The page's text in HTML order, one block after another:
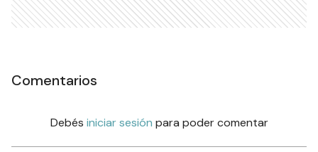
Comentarios
Debés iniciar sesión para poder comentar